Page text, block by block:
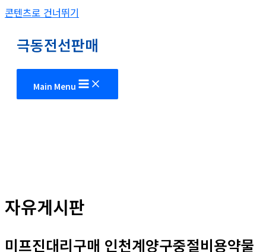
콘텐츠로 건너뛰기
극동전선판매
Main Menu
자유게시판
미프진대리구매 인천계양구중절비용약물